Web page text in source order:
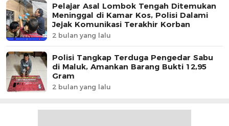
Pelajar Asal Lombok Tengah Ditemukan
Meninggal di Kamar Kos, Polisi Dalami
Jejak Komunikasi Terakhir Korban
2 bulan yang lalu
Polisi Tangkap Terduga Pengedar Sabu
di Maluk, Amankan Barang Bukti 12,95
Gram
2 bulan yang lalu